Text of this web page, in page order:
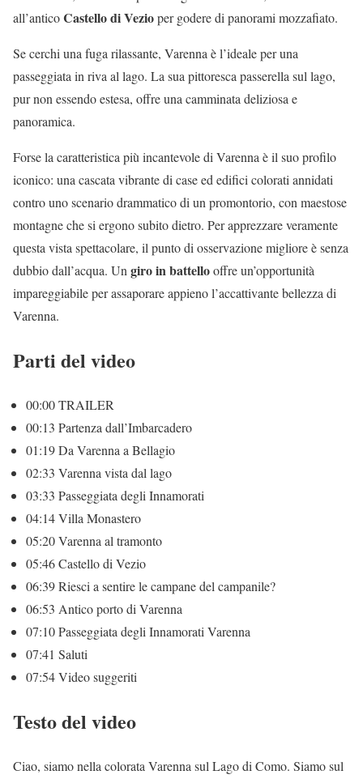
all’anticoCastello di Vezioper godere di panorami mozzafiato.
Se cerchi una fuga rilassante, Varenna è l’ideale per una
passeggiata in riva al lago. La sua pittoresca passerella sul lago,
pur non essendo estesa, offre una camminata deliziosa e
panoramica.
Forse la caratteristica più incantevole di Varenna è il suo profilo
iconico: una cascata vibrante di case ed edifici colorati annidati
contro uno scenario drammatico di un promontorio, con maestose
montagne che si ergono subito dietro. Per apprezzare veramente
questa vista spettacolare, il punto di osservazione migliore è senza
dubbio dall’acqua. Ungiro in battellooffre un’opportunità
impareggiabile per assaporare appieno l’accattivante bellezza di
Varenna.
Parti del video
00:00 TRAILER
00:13 Partenza dall’Imbarcadero
01:19 Da Varenna a Bellagio
02:33 Varenna vista dal lago
03:33 Passeggiata degli Innamorati
04:14 Villa Monastero
05:20 Varenna al tramonto
05:46 Castello di Vezio
06:39 Riesci a sentire le campane del campanile?
06:53 Antico porto di Varenna
07:10 Passeggiata degli Innamorati Varenna
07:41 Saluti
07:54 Video suggeriti
Testo del video
Ciao, siamo nella colorata Varenna sul Lago di Como. Siamo sul